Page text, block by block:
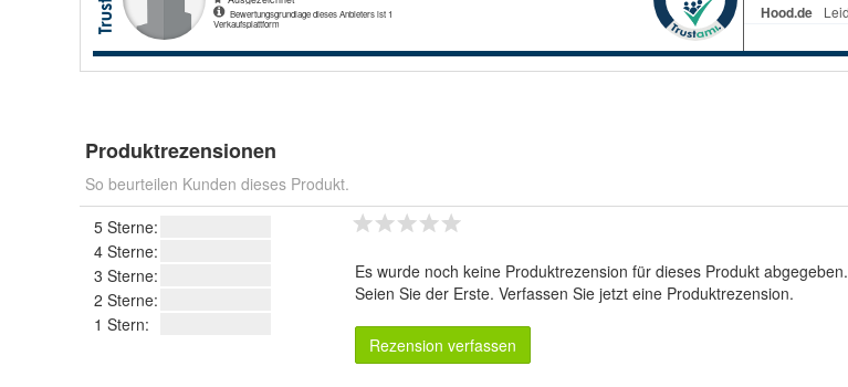
Produktrezensionen
So beurteilen Kunden dieses Produkt.
5 Sterne:
4 Sterne:
3 Sterne:
2 Sterne:
1 Stern:
Es wurde noch keine Produktrezension für dieses Produkt abgegeben.
Seien Sie der Erste. Verfassen Sie jetzt eine Produktrezension.
Rezension verfassen